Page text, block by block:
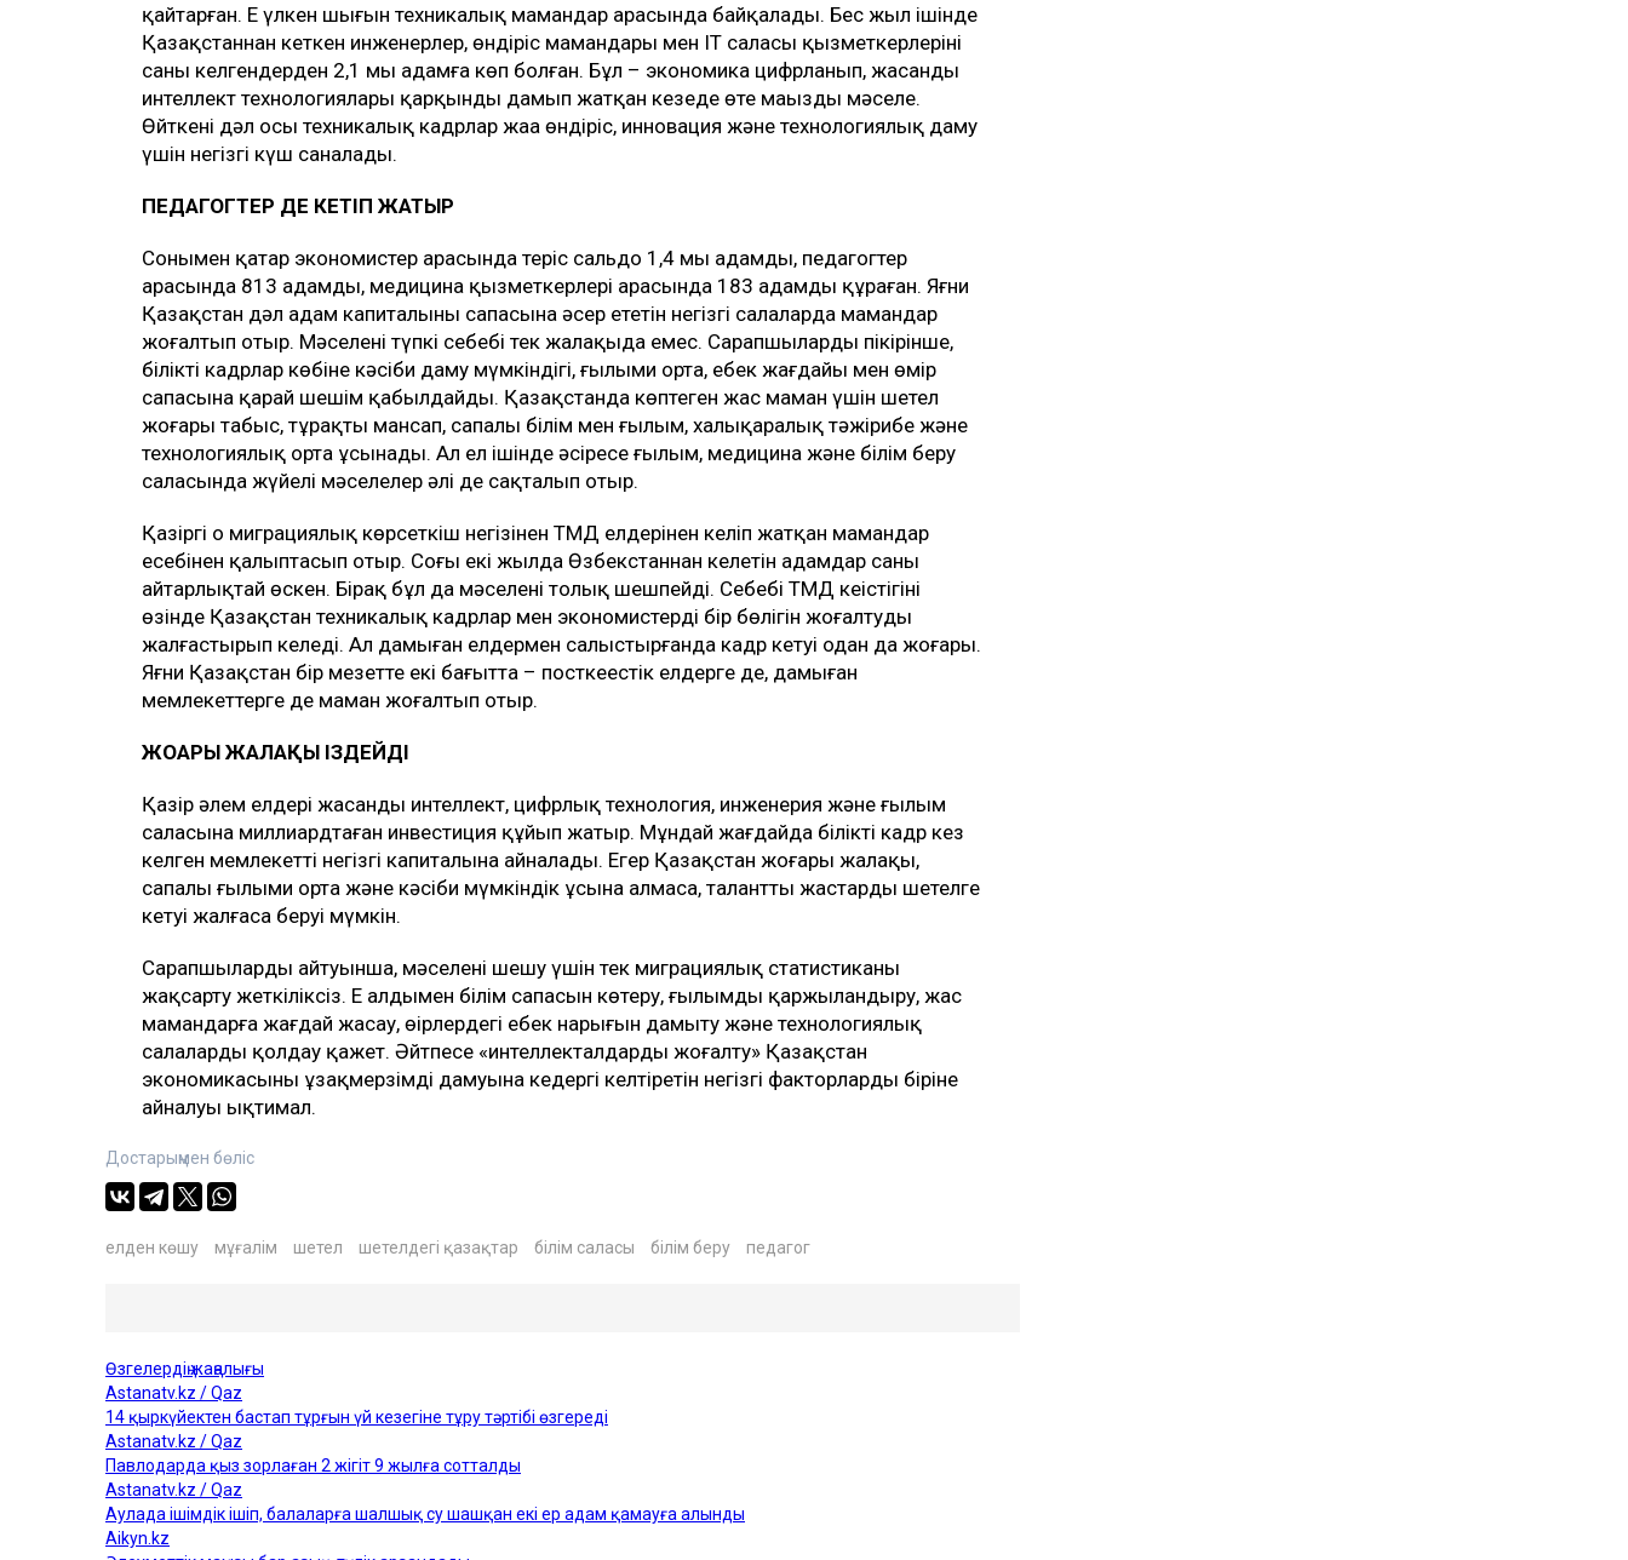
қайтарған. Ең үлкен шығын техникалық мамандар арасында байқалады. Бес жыл ішінде
Қазақстаннан кеткен инженерлер, өндіріс мамандары мен IT саласы қызметкерлерінің
саны келгендерден 2,1 мың адамға көп болған. Бұл – экономика цифрланып, жасанды
интеллект технологиялары қарқынды дамып жатқан кезеңде өте маңызды мәселе.
Өйткені дәл осы техникалық кадрлар жаңа өндіріс, инновация және технологиялық даму
үшін негізгі күш саналады.
ПЕДАГОГТЕР ДЕ КЕТІП ЖАТЫР
Сонымен қатар экономистер арасында теріс сальдо 1,4 мың адамды, педагогтер
арасында 813 адамды, медицина қызметкерлері арасында 183 адамды құраған. Яғни
Қазақстан дәл адам капиталының сапасына әсер ететін негізгі салаларда мамандар
жоғалтып отыр. Мәселенің түпкі себебі тек жалақыда емес. Сарапшылардың пікірінше,
білікті кадрлар көбіне кәсіби даму мүмкіндігі, ғылыми орта, еңбек жағдайы мен өмір
сапасына қарай шешім қабылдайды. Қазақстанда көптеген жас маман үшін шетел
жоғары табыс, тұрақты мансап, сапалы білім мен ғылым, халықаралық тәжірибе және
технологиялық орта ұсынады. Ал ел ішінде әсіресе ғылым, медицина және білім беру
саласында жүйелі мәселелер әлі де сақталып отыр.
Қазіргі оң миграциялық көрсеткіш негізінен ТМД елдерінен келіп жатқан мамандар
есебінен қалыптасып отыр. Соңғы екі жылда Өзбекстаннан келетін адамдар саны
айтарлықтай өскен. Бірақ бұл да мәселені толық шешпейді. Себебі ТМД кеңістігінің
өзінде Қазақстан техникалық кадрлар мен экономистердің бір бөлігін жоғалтуды
жалғастырып келеді. Ал дамыған елдермен салыстырғанда кадр кетуі одан да жоғары.
Яғни Қазақстан бір мезетте екі бағытта – посткеңестік елдерге де, дамыған
мемлекеттерге де маман жоғалтып отыр.
ЖОҒАРЫ ЖАЛАҚЫ ІЗДЕЙДІ
Қазір әлем елдері жасанды интеллект, цифрлық технология, инженерия және ғылым
саласына миллиардтаған инвестиция құйып жатыр. Мұндай жағдайда білікті кадр кез
келген мемлекеттің негізгі капиталына айналады. Егер Қазақстан жоғары жалақы,
сапалы ғылыми орта және кәсіби мүмкіндік ұсына алмаса, талантты жастардың шетелге
кетуі жалғаса беруі мүмкін.
Сарапшылардың айтуынша, мәселені шешу үшін тек миграциялық статистиканы
жақсарту жеткіліксіз. Ең алдымен білім сапасын көтеру, ғылымды қаржыландыру, жас
мамандарға жағдай жасау, өңірлердегі еңбек нарығын дамыту және технологиялық
салаларды қолдау қажет. Әйтпесе «интеллекталдарды жоғалту» Қазақстан
экономикасының ұзақмерзімді дамуына кедергі келтіретін негізгі факторлардың біріне
айналуы ықтимал.
Достарыңмен бөліс
елден көшу мұғалім шетел шетелдегі қазақтар білім саласы білім беру педагог